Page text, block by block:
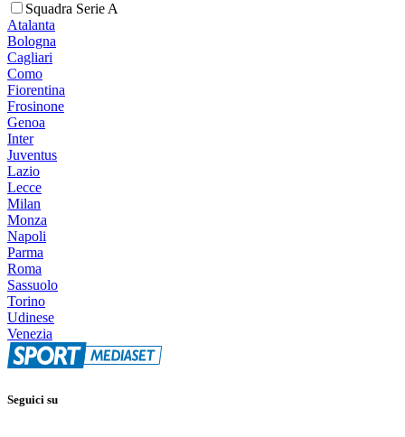
Squadra Serie A
Atalanta
Bologna
Cagliari
Como
Fiorentina
Frosinone
Genoa
Inter
Juventus
Lazio
Lecce
Milan
Monza
Napoli
Parma
Roma
Sassuolo
Torino
Udinese
Venezia
Seguici su